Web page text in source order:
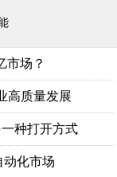
市场？
高质量发展
种打开方式
动化市场